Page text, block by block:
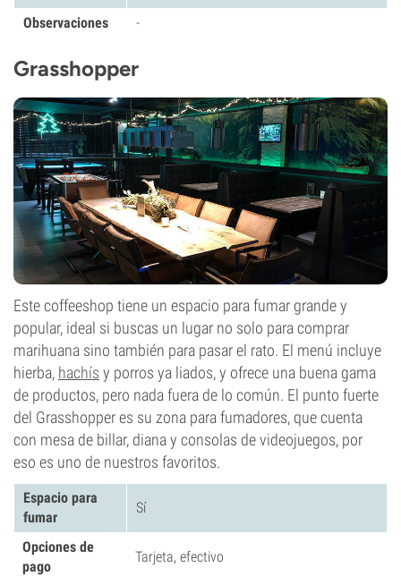
Observaciones
-
Grasshopper
Este coffeeshop tiene un espacio para fumar grande y
popular, ideal si buscas un lugar no solo para comprar
marihuana sino también para pasar el rato. El menú incluye
hierba, hachís y porros ya liados, y ofrece una buena gama
de productos, pero nada fuera de lo común. El punto fuerte
del Grasshopper es su zona para fumadores, que cuenta
con mesa de billar, diana y consolas de videojuegos, por
eso es uno de nuestros favoritos.
Espacio para
fumar
Sí
Opciones de
pago
Tarjeta, efectivo